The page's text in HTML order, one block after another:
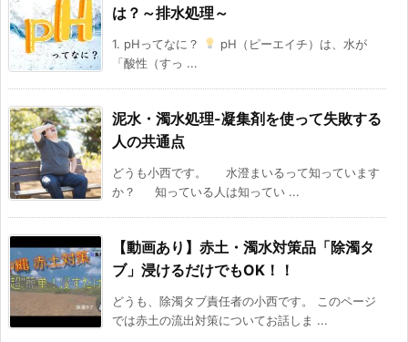
は？～排水処理～
1. pHってなに？
pH（ピーエイチ）は、水が
「酸性（すっ ...
泥水・濁水処理-凝集剤を使って失敗する
人の共通点
どうも小西です。 水澄まいるって知っています
か？ 知っている人は知ってい ...
【動画あり】赤土・濁水対策品「除濁タ
ブ」浸けるだけでもOK！！
どうも、除濁タブ責任者の小西です。 このページ
では赤土の流出対策についてお話しま ...